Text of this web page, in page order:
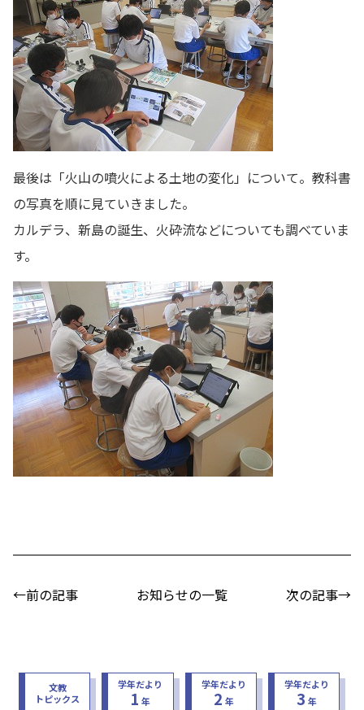
最後は「火山の噴火による土地の変化」について。教科書
の写真を順に見ていきました。
カルデラ、新島の誕生、火砕流などについても調べていま
す。
←前の記事 お知らせの一覧 次の記事→
文教
トピックス
学年だより
1 年
学年だより
2 年
学年だより
3 年